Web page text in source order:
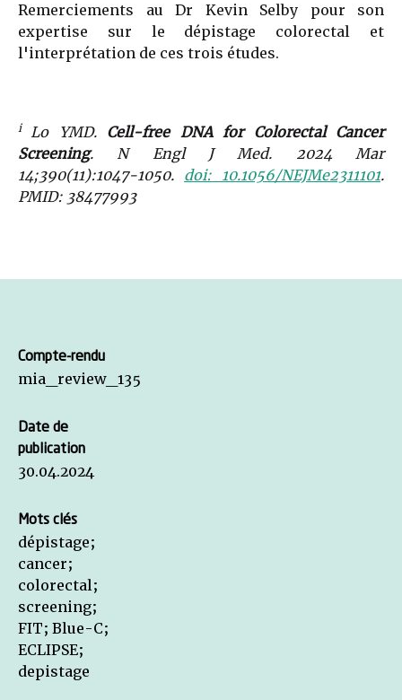
Remerciements au Dr Kevin Selby pour son
expertise sur le dépistage colorectal et
l'interprétation de ces trois études.
i Lo YMD. Cell-free DNA for Colorectal Cancer
Screening. N Engl J Med. 2024 Mar
14;390(11):1047-1050. doi: 10.1056/NEJMe2311101.
PMID: 38477993
Compte-rendu
mia_review_135
Date de
publication
30.04.2024
Mots clés
dépistage;
cancer;
colorectal;
screening;
FIT; Blue-C;
ECLIPSE;
depistage